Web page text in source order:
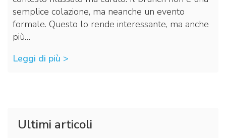
semplice colazione, ma neanche un evento
formale. Questo lo rende interessante, ma anche
più…
Leggi di più >
Ultimi articoli